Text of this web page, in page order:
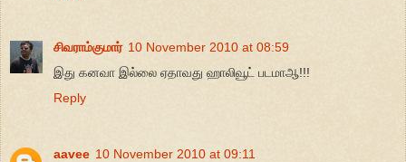
சிவராம்குமார் 10 November 2010 at 08:59
இது கனவா இல்லை ஏதாவது ஹாலிவூட் படமாஆ!!!
Reply
aavee 10 November 2010 at 09:11